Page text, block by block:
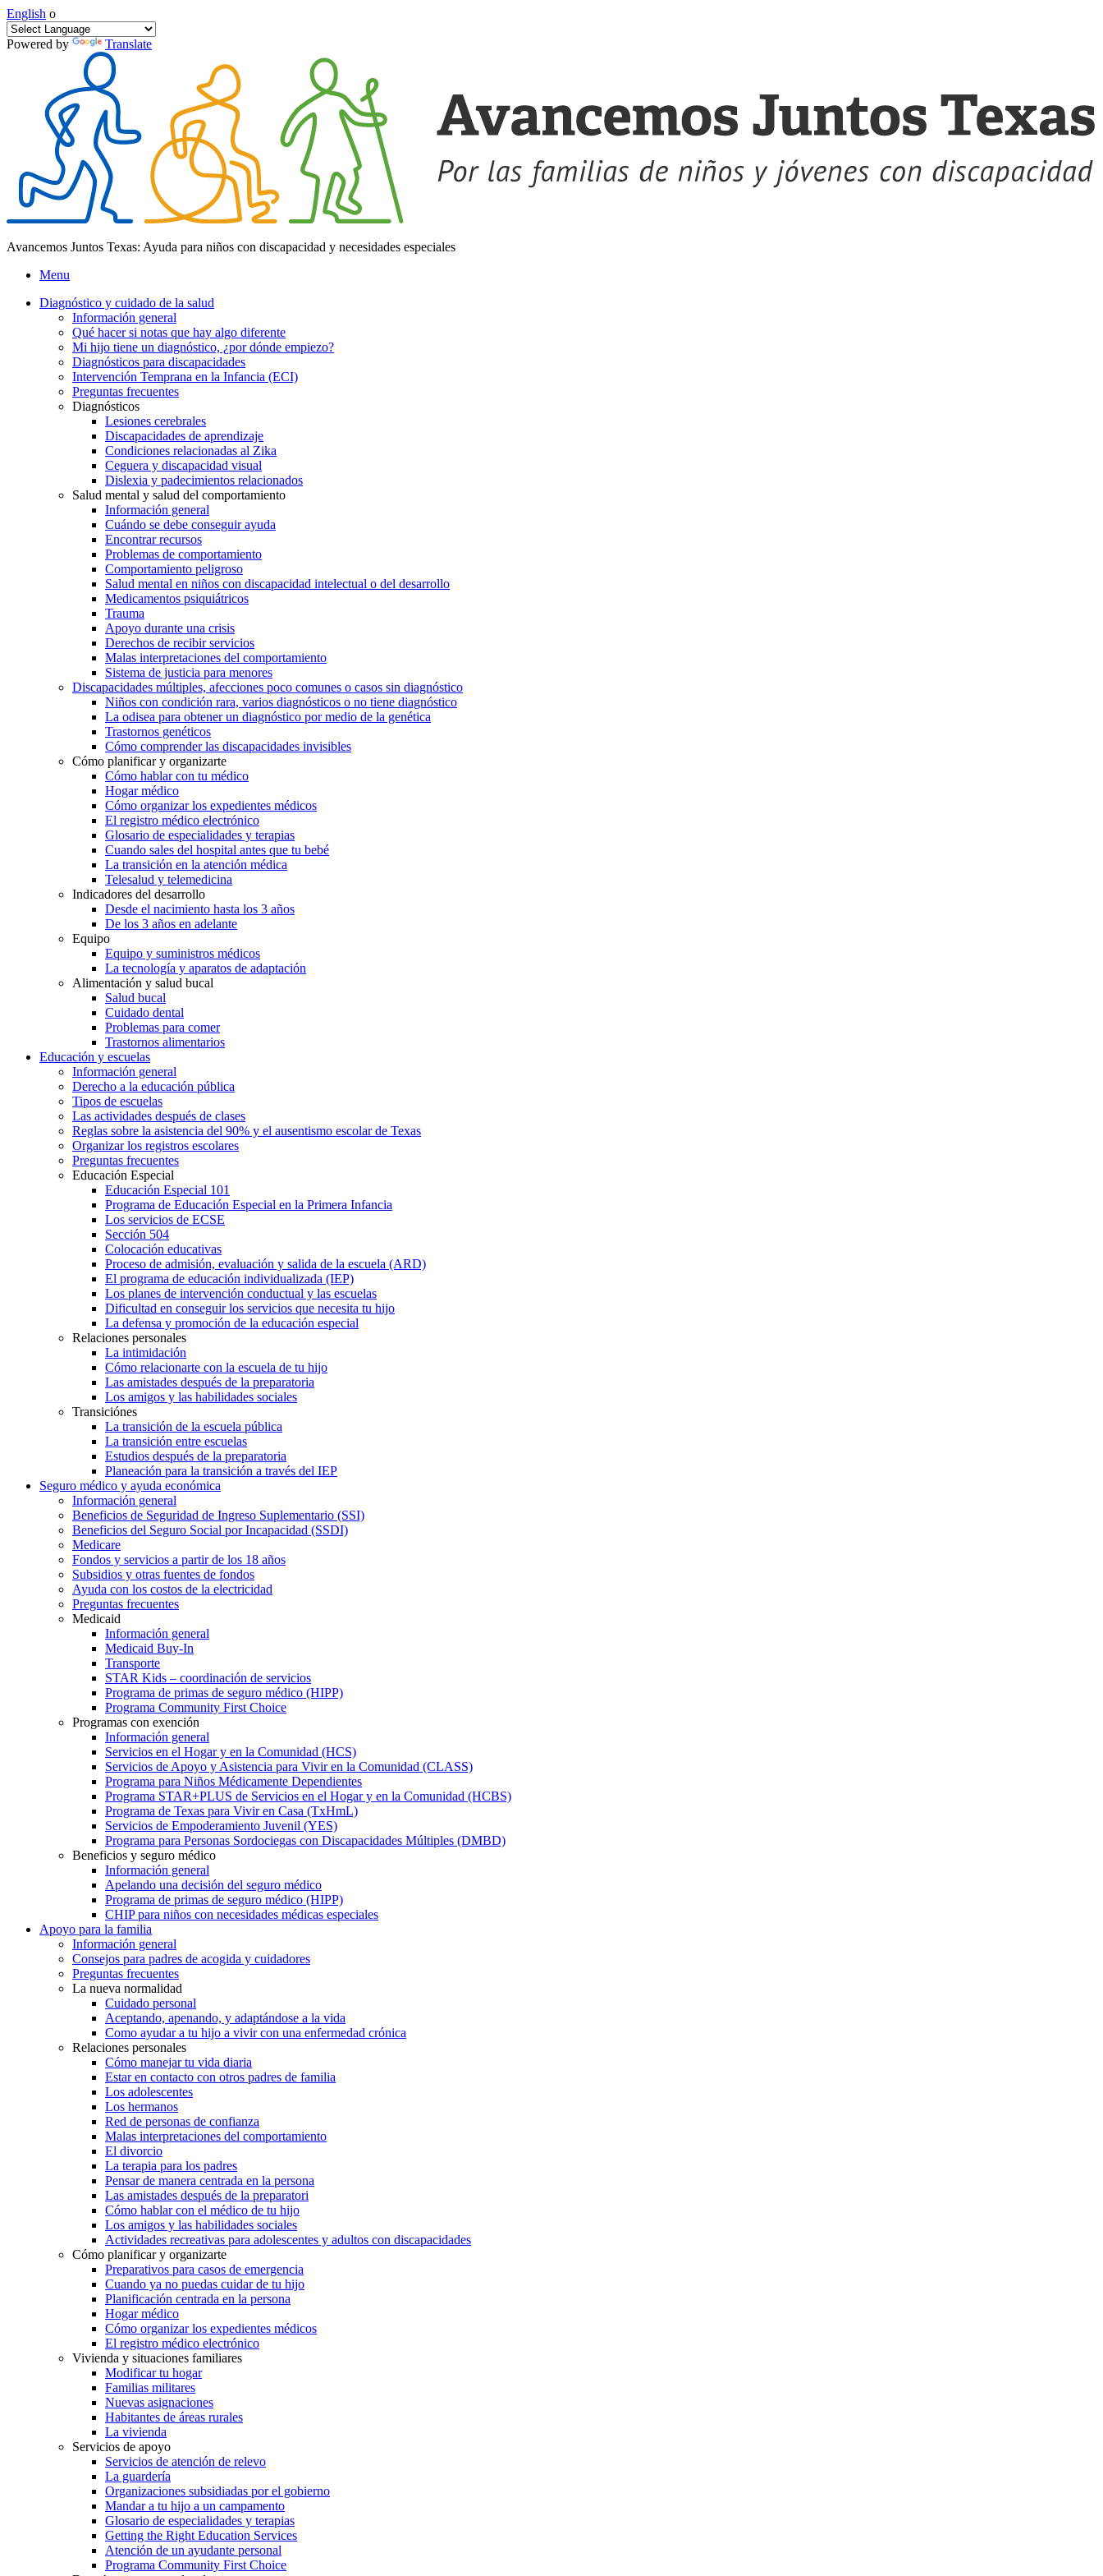
English o
Powered by Translate
Avancemos Juntos Texas: Ayuda para niños con discapacidad y necesidades especiales
Menu
Diagnóstico y cuidado de la salud
Información general
Qué hacer si notas que hay algo diferente
Mi hijo tiene un diagnóstico, ¿por dónde empiezo?
Diagnósticos para discapacidades
Intervención Temprana en la Infancia (ECI)
Preguntas frecuentes
Diagnósticos
Lesiones cerebrales
Discapacidades de aprendizaje
Condiciones relacionadas al Zika
Ceguera y discapacidad visual
Dislexia y padecimientos relacionados
Salud mental y salud del comportamiento
Información general
Cuándo se debe conseguir ayuda
Encontrar recursos
Problemas de comportamiento
Comportamiento peligroso
Salud mental en niños con discapacidad intelectual o del desarrollo
Medicamentos psiquiátricos
Trauma
Apoyo durante una crisis
Derechos de recibir servicios
Malas interpretaciones del comportamiento
Sistema de justicia para menores
Discapacidades múltiples, afecciones poco comunes o casos sin diagnóstico
Niños con condición rara, varios diagnósticos o no tiene diagnóstico
La odisea para obtener un diagnóstico por medio de la genética
Trastornos genéticos
Cómo comprender las discapacidades invisibles
Cómo planificar y organizarte
Cómo hablar con tu médico
Hogar médico
Cómo organizar los expedientes médicos
El registro médico electrónico
Glosario de especialidades y terapias
Cuando sales del hospital antes que tu bebé
La transición en la atención médica
Telesalud y telemedicina
Indicadores del desarrollo
Desde el nacimiento hasta los 3 años
De los 3 años en adelante
Equipo
Equipo y suministros médicos
La tecnología y aparatos de adaptación
Alimentación y salud bucal
Salud bucal
Cuidado dental
Problemas para comer
Trastornos alimentarios
Educación y escuelas
Información general
Derecho a la educación pública
Tipos de escuelas
Las actividades después de clases
Reglas sobre la asistencia del 90% y el ausentismo escolar de Texas
Organizar los registros escolares
Preguntas frecuentes
Educación Especial
Educación Especial 101
Programa de Educación Especial en la Primera Infancia
Los servicios de ECSE
Sección 504
Colocación educativas
Proceso de admisión, evaluación y salida de la escuela (ARD)
El programa de educación individualizada (IEP)
Los planes de intervención conductual y las escuelas
Dificultad en conseguir los servicios que necesita tu hijo
La defensa y promoción de la educación especial
Relaciones personales
La intimidación
Cómo relacionarte con la escuela de tu hijo
Las amistades después de la preparatoria
Los amigos y las habilidades sociales
Transiciónes
La transición de la escuela pública
La transición entre escuelas
Estudios después de la preparatoria
Planeación para la transición a través del IEP
Seguro médico y ayuda económica
Información general
Beneficios de Seguridad de Ingreso Suplementario (SSI)
Beneficios del Seguro Social por Incapacidad (SSDI)
Medicare
Fondos y servicios a partir de los 18 años
Subsidios y otras fuentes de fondos
Ayuda con los costos de la electricidad
Preguntas frecuentes
Medicaid
Información general
Medicaid Buy-In
Transporte
STAR Kids – coordinación de servicios
Programa de primas de seguro médico (HIPP)
Programa Community First Choice
Programas con exención
Información general
Servicios en el Hogar y en la Comunidad (HCS)
Servicios de Apoyo y Asistencia para Vivir en la Comunidad (CLASS)
Programa para Niños Médicamente Dependientes
Programa STAR+PLUS de Servicios en el Hogar y en la Comunidad (HCBS)
Programa de Texas para Vivir en Casa (TxHmL)
Servicios de Empoderamiento Juvenil (YES)
Programa para Personas Sordociegas con Discapacidades Múltiples (DMBD)
Beneficios y seguro médico
Información general
Apelando una decisión del seguro médico
Programa de primas de seguro médico (HIPP)
CHIP para niños con necesidades médicas especiales
Apoyo para la familia
Información general
Consejos para padres de acogida y cuidadores
Preguntas frecuentes
La nueva normalidad
Cuidado personal
Aceptando, apenando, y adaptándose a la vida
Como ayudar a tu hijo a vivir con una enfermedad crónica
Relaciones personales
Cómo manejar tu vida diaria
Estar en contacto con otros padres de familia
Los adolescentes
Los hermanos
Red de personas de confianza
Malas interpretaciones del comportamiento
El divorcio
La terapia para los padres
Pensar de manera centrada en la persona
Las amistades después de la preparatori
Cómo hablar con el médico de tu hijo
Los amigos y las habilidades sociales
Actividades recreativas para adolescentes y adultos con discapacidades
Cómo planificar y organizarte
Preparativos para casos de emergencia
Cuando ya no puedas cuidar de tu hijo
Planificación centrada en la persona
Hogar médico
Cómo organizar los expedientes médicos
El registro médico electrónico
Vivienda y situaciones familiares
Modificar tu hogar
Familias militares
Nuevas asignaciones
Habitantes de áreas rurales
La vivienda
Servicios de apoyo
Servicios de atención de relevo
La guardería
Organizaciones subsidiadas por el gobierno
Mandar a tu hijo a un campamento
Glosario de especialidades y terapias
Getting the Right Education Services
Atención de un ayudante personal
Programa Community First Choice